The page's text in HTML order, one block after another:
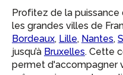
Profitez de la puissance
les grandes villes de
Bordeaux, Lille, Nantes,
jusqu’à Bruxelles. Cette
permet d'accompagner